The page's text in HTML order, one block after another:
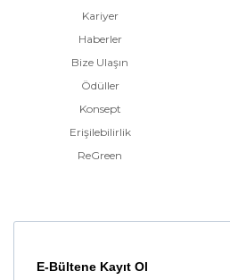
Kariyer
Haberler
Bize Ulaşın
Ödüller
Konsept
Erişilebilirlik
ReGreen
E-Bültene Kayıt Ol